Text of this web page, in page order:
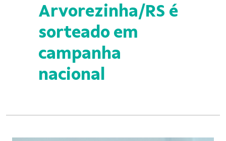
Arvorezinha/RS é
sorteado em
campanha
nacional